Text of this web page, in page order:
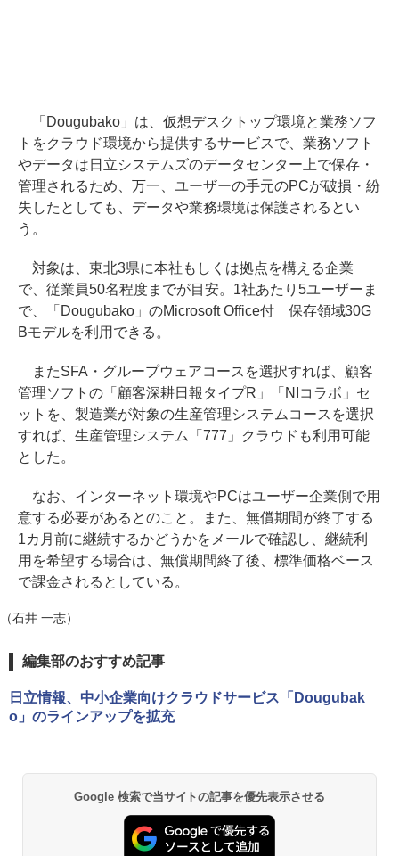
「Dougubako」は、仮想デスクトップ環境と業務ソフ
トをクラウド環境から提供するサービスで、業務ソフト
やデータは日立システムズのデータセンター上で保存・
管理されるため、万一、ユーザーの手元のPCが破損・紛
失したとしても、データや業務環境は保護されるとい
う。
対象は、東北3県に本社もしくは拠点を構える企業
で、従業員50名程度までが目安。1社あたり5ユーザーま
で、「Dougubako」のMicrosoft Office付 保存領域30G
Bモデルを利用できる。
またSFA・グループウェアコースを選択すれば、顧客
管理ソフトの「顧客深耕日報タイプR」「NIコラボ」セ
ットを、製造業が対象の生産管理システムコースを選択
すれば、生産管理システム「777」クラウドも利用可能
とした。
なお、インターネット環境やPCはユーザー企業側で用
意する必要があるとのこと。また、無償期間が終了する
1カ月前に継続するかどうかをメールで確認し、継続利
用を希望する場合は、無償期間終了後、標準価格ベース
で課金されるとしている。
（石井 一志）
編集部のおすすめ記事
日立情報、中小企業向けクラウドサービス「Dougubak
o」のラインアップを拡充
Google 検索で当サイトの記事を優先表示させる